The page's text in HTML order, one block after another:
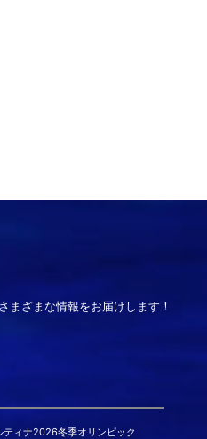
まざまな情報をお届けします！
ティナ2026冬季オリンピック